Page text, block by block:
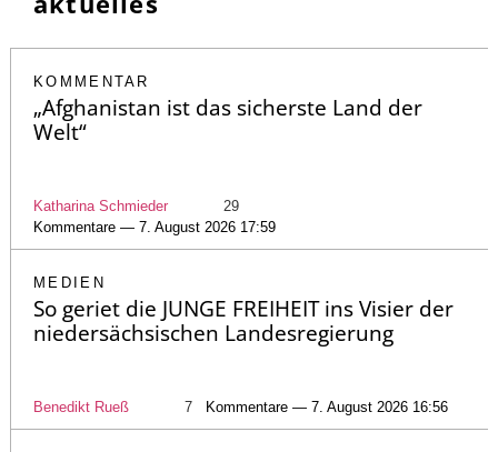
KOMMENTAR
„Afghanistan ist das sicherste Land der
Welt“
Katharina Schmieder
29
Kommentare — 7. August 2026 17:59
MEDIEN
So geriet die JUNGE FREIHEIT ins Visier der
niedersächsischen Landesregierung
Benedikt Rueß 7 Kommentare — 7. August 2026 16:56